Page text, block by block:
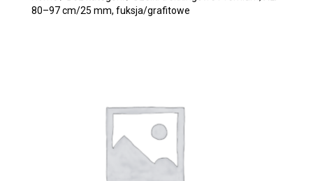
80–97 cm/25 mm, fuksja/grafitowe